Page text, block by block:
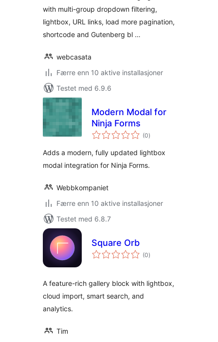
with multi-group dropdown filtering,
lightbox, URL links, load more pagination,
shortcode and Gutenberg bl …
webcasata
Færre enn 10 aktive installasjoner
Testet med 6.9.6
Modern Modal for
Ninja Forms
(0totale
vurderinger
)
Adds a modern, fully updated lightbox
modal integration for Ninja Forms.
Webbkompaniet
Færre enn 10 aktive installasjoner
Testet med 6.8.7
Square Orb
(0totale
vurderinger
)
A feature-rich gallery block with lightbox,
cloud import, smart search, and
analytics.
Tim